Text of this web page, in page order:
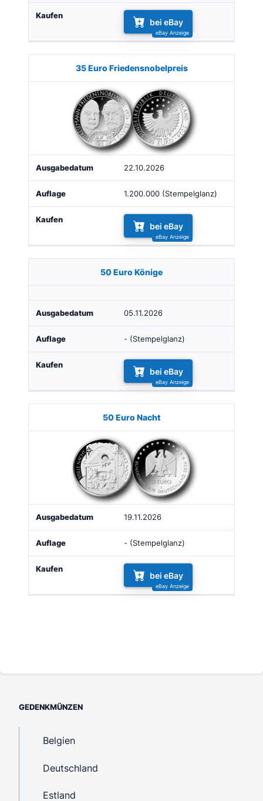
bei eBay
35 Euro Friedensnobelpreis
22.10.2026
1.200.000 (Stempelglanz)
bei eBay
50 Euro Könige
05.11.2026
- (Stempelglanz)
bei eBay
50 Euro Nacht
19.11.2026
- (Stempelglanz)
bei eBay
GEDENKMÜNZEN
Belgien
Deutschland
Estland